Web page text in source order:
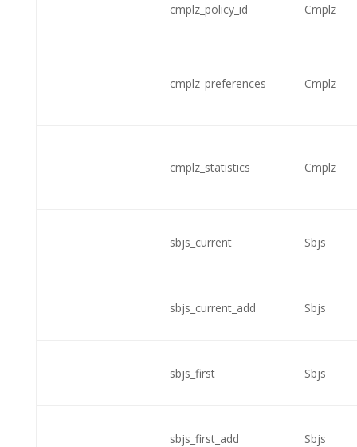
cmplz_policy_id Cmplz
cmplz_preferences Cmplz
cmplz_statistics Cmplz
sbjs_current Sbjs
sbjs_current_add Sbjs
sbjs_first Sbjs
sbjs_first_add Sbjs